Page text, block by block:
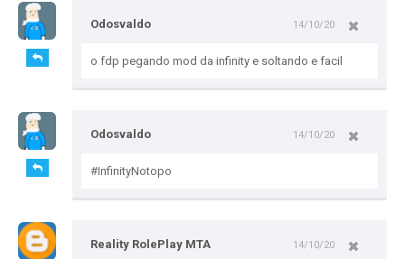
Odosvaldo 14/10/20
o fdp pegando mod da infinity e soltando e facil
Odosvaldo 14/10/20
#InfinityNotopo
Reality RolePlay MTA 14/10/20